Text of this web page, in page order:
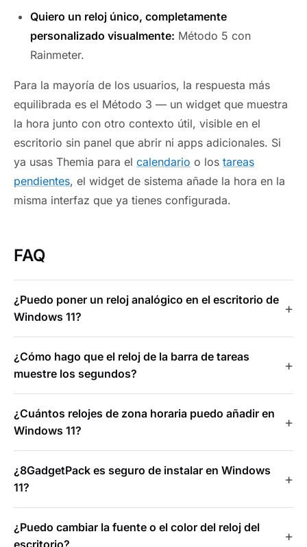
Quiero un reloj único, completamente
personalizado visualmente: Método 5 con
Rainmeter.
Para la mayoría de los usuarios, la respuesta más
equilibrada es el Método 3 — un widget que muestra
la hora junto con otro contexto útil, visible en el
escritorio sin panel que abrir ni apps adicionales. Si
ya usas Themia para el calendario o los tareas
pendientes, el widget de sistema añade la hora en la
misma interfaz que ya tienes configurada.
FAQ
¿Puedo poner un reloj analógico en el escritorio de
Windows 11?
¿Cómo hago que el reloj de la barra de tareas
muestre los segundos?
¿Cuántos relojes de zona horaria puedo añadir en
Windows 11?
¿8GadgetPack es seguro de instalar en Windows
11?
¿Puedo cambiar la fuente o el color del reloj del